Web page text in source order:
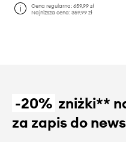
Cena regularna:659,99 zł
Najniższa cena:359,99 zł
-20% zniżki**
za zapis do